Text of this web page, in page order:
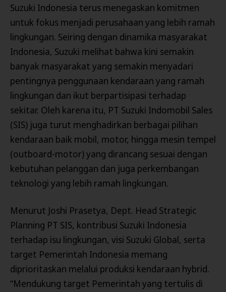
Suzuki Indonesia terus menegaskan komitmen
untuk fokus menjadi perusahaan yang lebih ramah
lingkungan. Seiring dengan dinamika masyarakat
Indonesia, Suzuki melihat bahwa kini semakin
banyak masyarakat yang semakin menyadari
pentingnya penggunaan kendaraan yang ramah
lingkungan dan ikut berpartisipasi terhadap
sekitar. Oleh karena itu, PT Suzuki Indomobil Sales
(SIS) juga turut menghadirkan berbagai pilihan
kendaraan baik mobil, motor, hingga mesin tempel
(outboard-motor) yang dirancang sesuai dengan
kebutuhan pelanggan dan juga perkembangan
teknologi yang lebih ramah lingkungan.
Menurut Joshi Prasetya, Dept. Head Strategic
Planning PT SIS, kontribusi Suzuki Indonesia
terhadap isu lingkungan, visi Suzuki Global, serta
target Pemerintah Indonesia memang
diprioritaskan melalui produksi kendaraan hybrid.
“Mendukung target Pemerintah yang tertulis di